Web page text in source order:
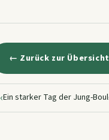
← Zurück zur Übersicht
‹Ein starker Tag der Jung-